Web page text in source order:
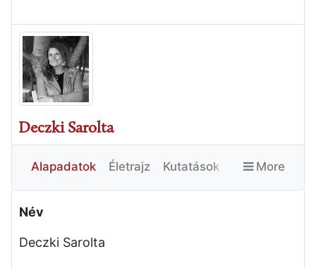
Deczki Sarolta
Alapadatok Életrajz Kutatások More
Név
Deczki Sarolta